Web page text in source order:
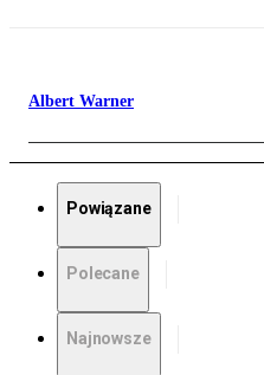
Albert Warner
Powiązane
Polecane
Najnowsze